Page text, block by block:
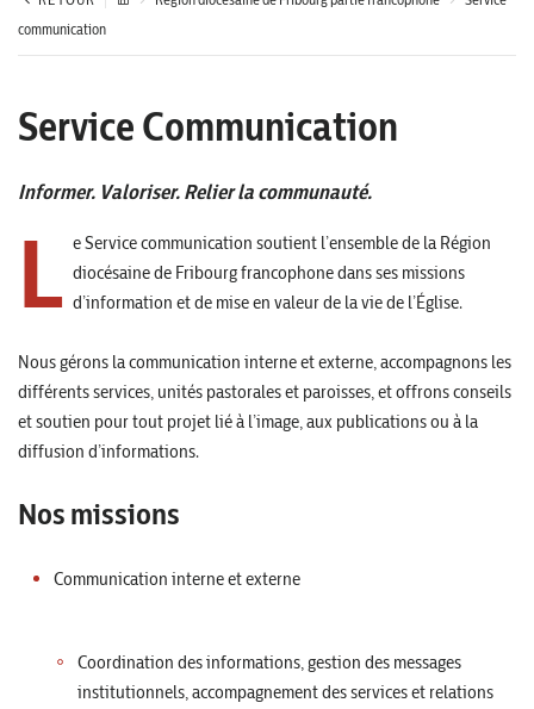
communication
Service Communication
Informer. Valoriser. Relier la communauté.
L e Service communication soutient l’ensemble de la Région
diocésaine de Fribourg francophone dans ses missions
d’information et de mise en valeur de la vie de l’Église.
Nous gérons la communication interne et externe, accompagnons les
différents services, unités pastorales et paroisses, et offrons conseils
et soutien pour tout projet lié à l’image, aux publications ou à la
diffusion d’informations.
Nos missions
Communication interne et externe
Coordination des informations, gestion des messages
institutionnels, accompagnement des services et relations